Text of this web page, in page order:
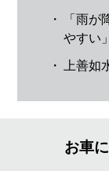
・
「雨
やすい
・ 上善如
お車